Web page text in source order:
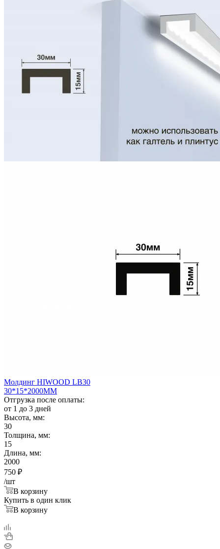
Молдинг HIWOOD LB30
30*15*2000ММ
Отгрузка после оплаты:
от 1 до 3 дней
Высота, мм:
30
Толщина, мм:
15
Длина, мм:
2000
750 ₽
/шт
В корзину
Купить в один клик
В корзину